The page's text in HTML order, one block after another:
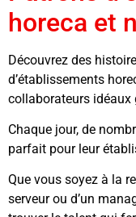
horeca et
Découvrez des
d’établissements
collaborateurs idéaux
Chaque jour, de
parfait pour leur
Que vous soyez à la
serveur ou d’un